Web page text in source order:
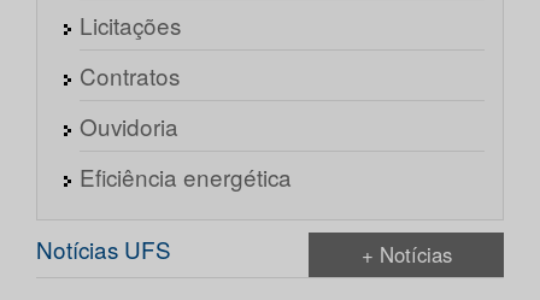
Licitações
Contratos
Ouvidoria
Eficiência energética
Notícias UFS + Notícias